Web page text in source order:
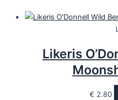
Likeris
€ 2.80